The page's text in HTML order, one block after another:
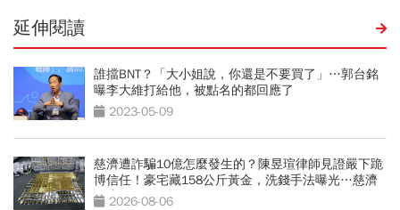
延伸閱讀
誰擋BNT？「大小姐說，你還是不要買了」…郭台銘
曝李大維打給他，被點名的都回應了
2023-05-09
慈濟遭詐騙10億怎麼發生的？陳昱瑄律師見證嚴下跪
博信任！豪宅藏158公斤黃金，洗錢手法曝光…慈濟
回應了
2026-08-06